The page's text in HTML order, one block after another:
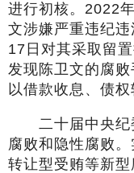
进行初核。2022
文涉嫌严重违纪
17日对其采取留
发现陈卫文的腐
以借款收息、债权
二十届中央纪
腐败和隐性腐败
转让型受贿等新